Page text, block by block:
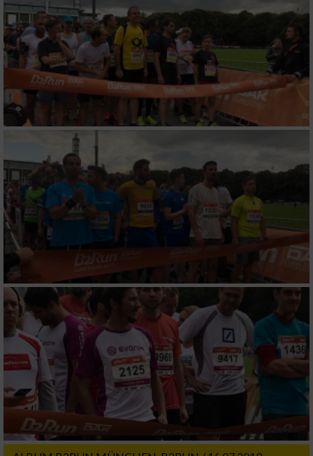
IAB-Besonderheiten:
Verwendung genauer Standortdaten
Geräte anhand von aktiv angeforderten
Informationen identifizieren
Nicht-IAB-Verarbeitungszwecke:
Performance
Funktional